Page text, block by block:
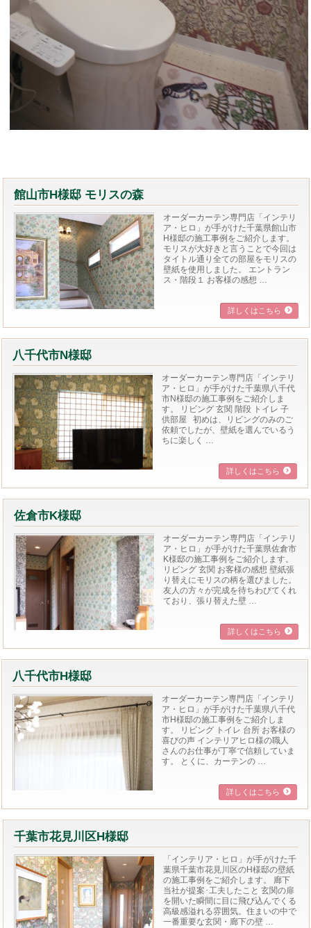
館山市H様邸 モリスの森
オーダーカーテン専門店「インテリ
ア・ヒロ」が手がけた千葉県館山市
H様邸の施工事例をご紹介します。
モリスが大好きと言うことで今回は
タイトル通り全ての部屋をモリスの
壁紙を使用しました。 エントラン
ス・階段１ お客様の感想 …
詳しくはこちら
八千代市N様邸
オーダーカーテン専門店「インテリ
ア・ヒロ」が手がけた千葉県八千代
市N様邸の施工事例をご紹介しま
す。 リビング 玄関 階段 トイレ 子
供部屋 初めは、リビングのみのご
依頼でしたが、壁紙を選んでいるう
ちに楽しく …
詳しくはこちら
佐倉市K様邸
オーダーカーテン専門店「インテリ
ア・ヒロ」が手がけた千葉県佐倉市
K様邸の施工事例をご紹介します。
リビング 玄関 お客様の感想 壁紙張
り替えにモリスの柄を選びました。
友人の方々が完成を待ちわびてくれ
ており、張り替えた壁 …
詳しくはこちら
八千代市H様邸
オーダーカーテン専門店「インテリ
ア・ヒロ」が手がけた千葉県八千代
市H様邸の施工事例をご紹介しま
す。 リビング トイレ 台所 お客様の
喜びの声 インテリアヒロ様の職人
さんのお仕事が丁寧で信頼していま
す。 とくに、カーテンの …
詳しくはこちら
千葉市花見川区H様邸
「インテリア・ヒロ」が手がけた千
葉県千葉市花見川区のH様邸の壁紙
の施工事例をご紹介します。 廊下
当社が提案･工夫したこと 玄関の扉
を開いた瞬間に目に飛び込んでくる
高級感溢れる雰囲気。住まいの中で
一番重要な玄関・廊下の壁 …